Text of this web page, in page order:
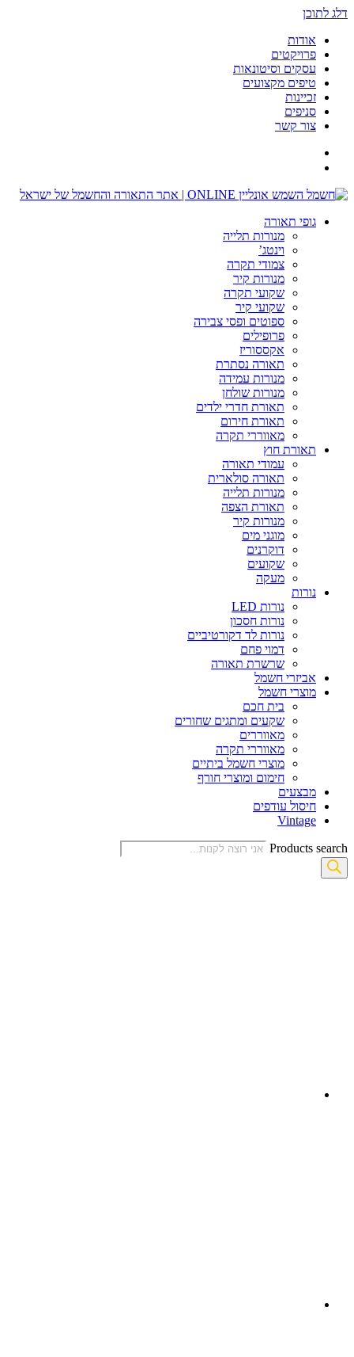
דלג לתוכן
אודות
פרויקטים
עסקים וסיטונאות
טיפים מקצועים
זכיינות
סניפים
צור קשר
גופי תאורה
מנורות תלייה
וינטג’
צמודי תקרה
מנורות קיר
שקועי תקרה
שקועי קיר
ספוטים ופסי צבירה
פרופילים
אקססוריז
תאורה נסתרת
מנורות עמידה
מנורות שולחן
תאורת חדרי ילדים
תאורת חירום
מאווררי תקרה
תאורת חוץ
עמודי תאורה
תאורה סולארית
מנורות תלייה
תאורת הצפה
מנורות קיר
מוגני מים
דוקרנים
שקועים
מעקה
נורות
נורות LED
נורות חסכון
נורות לד דקורטיביים
דמוי פחם
שרשרת תאורה
אביזרי חשמל
מוצרי חשמל
בית חכם
שקעים ומתגים שחורים
מאווררים
מאווררי תקרה
מוצרי חשמל ביתיים
חימום ומוצרי חורף
מבצעים
חיסול עודפים
Vintage
Products search